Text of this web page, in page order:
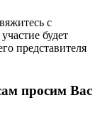
с
будет
представителя
просим Вас